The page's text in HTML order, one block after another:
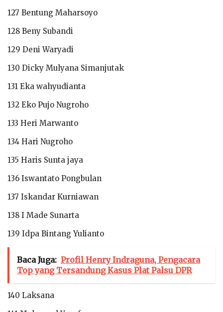
127 Bentung Maharsoyo
128 Beny Subandi
129 Deni Waryadi
130 Dicky Mulyana Simanjutak
131 Eka wahyudianta
132 Eko Pujo Nugroho
133 Heri Marwanto
134 Hari Nugroho
135 Haris Sunta jaya
136 Iswantato Pongbulan
137 Iskandar Kurniawan
138 I Made Sunarta
139 Idpa Bintang Yulianto
Baca Juga: Profil Henry Indraguna, Pengacara
Top yang Tersandung Kasus Plat Palsu DPR
140 Laksana